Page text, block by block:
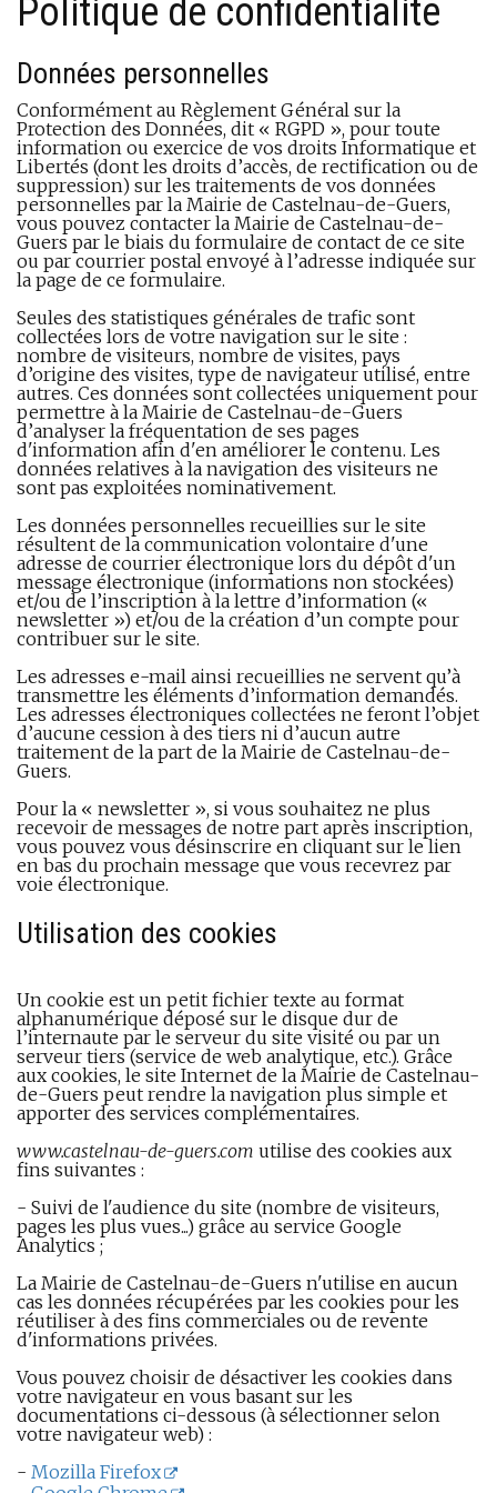
Politique de confidentialité
Données personnelles
Conformément au Règlement Général sur la
Protection des Données, dit « RGPD », pour toute
information ou exercice de vos droits Informatique et
Libertés (dont les droits d’accès, de rectification ou de
suppression) sur les traitements de vos données
personnelles par la Mairie de Castelnau-de-Guers,
vous pouvez contacter la Mairie de Castelnau-de-
Guers par le biais du formulaire de contact de ce site
ou par courrier postal envoyé à l’adresse indiquée sur
la page de ce formulaire.
Seules des statistiques générales de trafic sont
collectées lors de votre navigation sur le site :
nombre de visiteurs, nombre de visites, pays
d’origine des visites, type de navigateur utilisé, entre
autres. Ces données sont collectées uniquement pour
permettre à la Mairie de Castelnau-de-Guers
d’analyser la fréquentation de ses pages
d'information afin d'en améliorer le contenu. Les
données relatives à la navigation des visiteurs ne
sont pas exploitées nominativement.
Les données personnelles recueillies sur le site
résultent de la communication volontaire d'une
adresse de courrier électronique lors du dépôt d'un
message électronique (informations non stockées)
et/ou de l’inscription à la lettre d’information («
newsletter ») et/ou de la création d’un compte pour
contribuer sur le site.
Les adresses e-mail ainsi recueillies ne servent qu’à
transmettre les éléments d’information demandés.
Les adresses électroniques collectées ne feront l’objet
d’aucune cession à des tiers ni d’aucun autre
traitement de la part de la Mairie de Castelnau-de-
Guers.
Pour la « newsletter », si vous souhaitez ne plus
recevoir de messages de notre part après inscription,
vous pouvez vous désinscrire en cliquant sur le lien
en bas du prochain message que vous recevrez par
voie électronique.
Utilisation des cookies
Un cookie est un petit fichier texte au format
alphanumérique déposé sur le disque dur de
l’internaute par le serveur du site visité ou par un
serveur tiers (service de web analytique, etc.). Grâce
aux cookies, le site Internet de la Mairie de Castelnau-
de-Guers peut rendre la navigation plus simple et
apporter des services complémentaires.
www.castelnau-de-guers.com utilise des cookies aux
fins suivantes :
- Suivi de l'audience du site (nombre de visiteurs,
pages les plus vues...) grâce au service Google
Analytics ;
La Mairie de Castelnau-de-Guers n'utilise en aucun
cas les données récupérées par les cookies pour les
réutiliser à des fins commerciales ou de revente
d'informations privées.
Vous pouvez choisir de désactiver les cookies dans
votre navigateur en vous basant sur les
documentations ci-dessous (à sélectionner selon
votre navigateur web) :
- Mozilla Firefox